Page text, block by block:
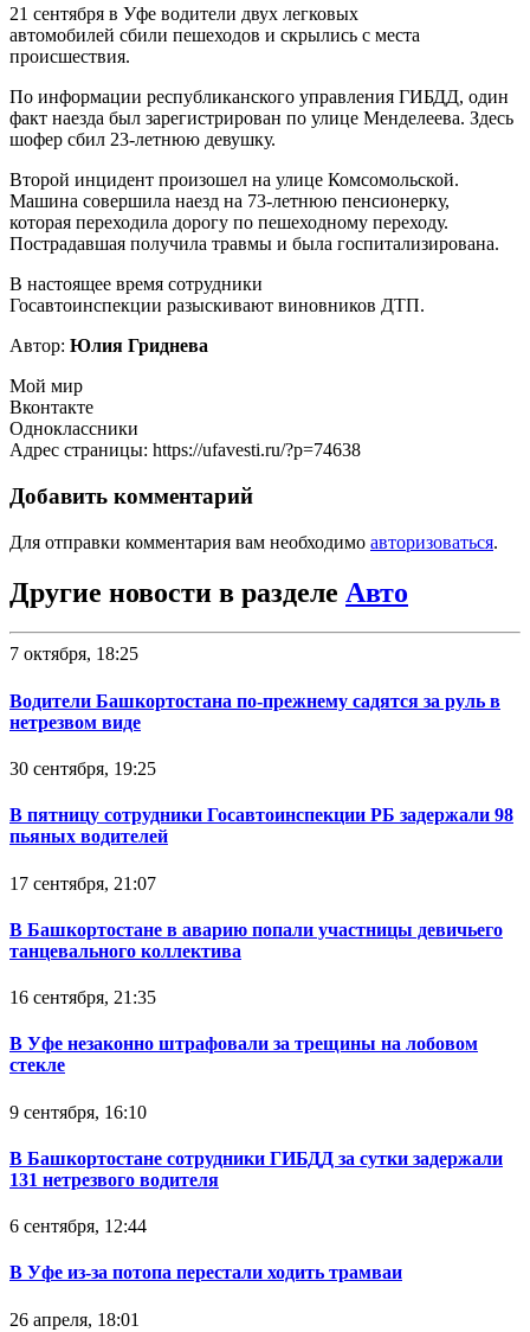
21 сентября в Уфе водители двух легковых
автомобилей сбили пешеходов и скрылись с места
происшествия.
По информации республиканского управления ГИБДД, один
факт наезда был зарегистрирован по улице Менделеева. Здесь
шофер сбил 23-летнюю девушку.
Второй инцидент произошел на улице Комсомольской.
Машина совершила наезд на 73-летнюю пенсионерку,
которая переходила дорогу по пешеходному переходу.
Пострадавшая получила травмы и была госпитализирована.
В настоящее время сотрудники
Госавтоинспекции разыскивают виновников ДТП.
Автор: Юлия Гриднева
Мой мир
Вконтакте
Одноклассники
Адрес страницы: https://ufavesti.ru/?p=74638
Добавить комментарий
Для отправки комментария вам необходимо авторизоваться.
Другие новости в разделе Авто
7 октября, 18:25
Водители Башкортостана по-прежнему садятся за руль в
нетрезвом виде
30 сентября, 19:25
В пятницу сотрудники Госавтоинспекции РБ задержали 98
пьяных водителей
17 сентября, 21:07
В Башкортостане в аварию попали участницы девичьего
танцевального коллектива
16 сентября, 21:35
В Уфе незаконно штрафовали за трещины на лобовом
стекле
9 сентября, 16:10
В Башкортостане сотрудники ГИБДД за сутки задержали
131 нетрезвого водителя
6 сентября, 12:44
В Уфе из-за потопа перестали ходить трамваи
26 апреля, 18:01